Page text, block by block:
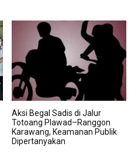
Aksi Begal Sadis di Jalur
Totoang Plawad–Ranggon
Karawang, Keamanan Publik
Dipertanyakan